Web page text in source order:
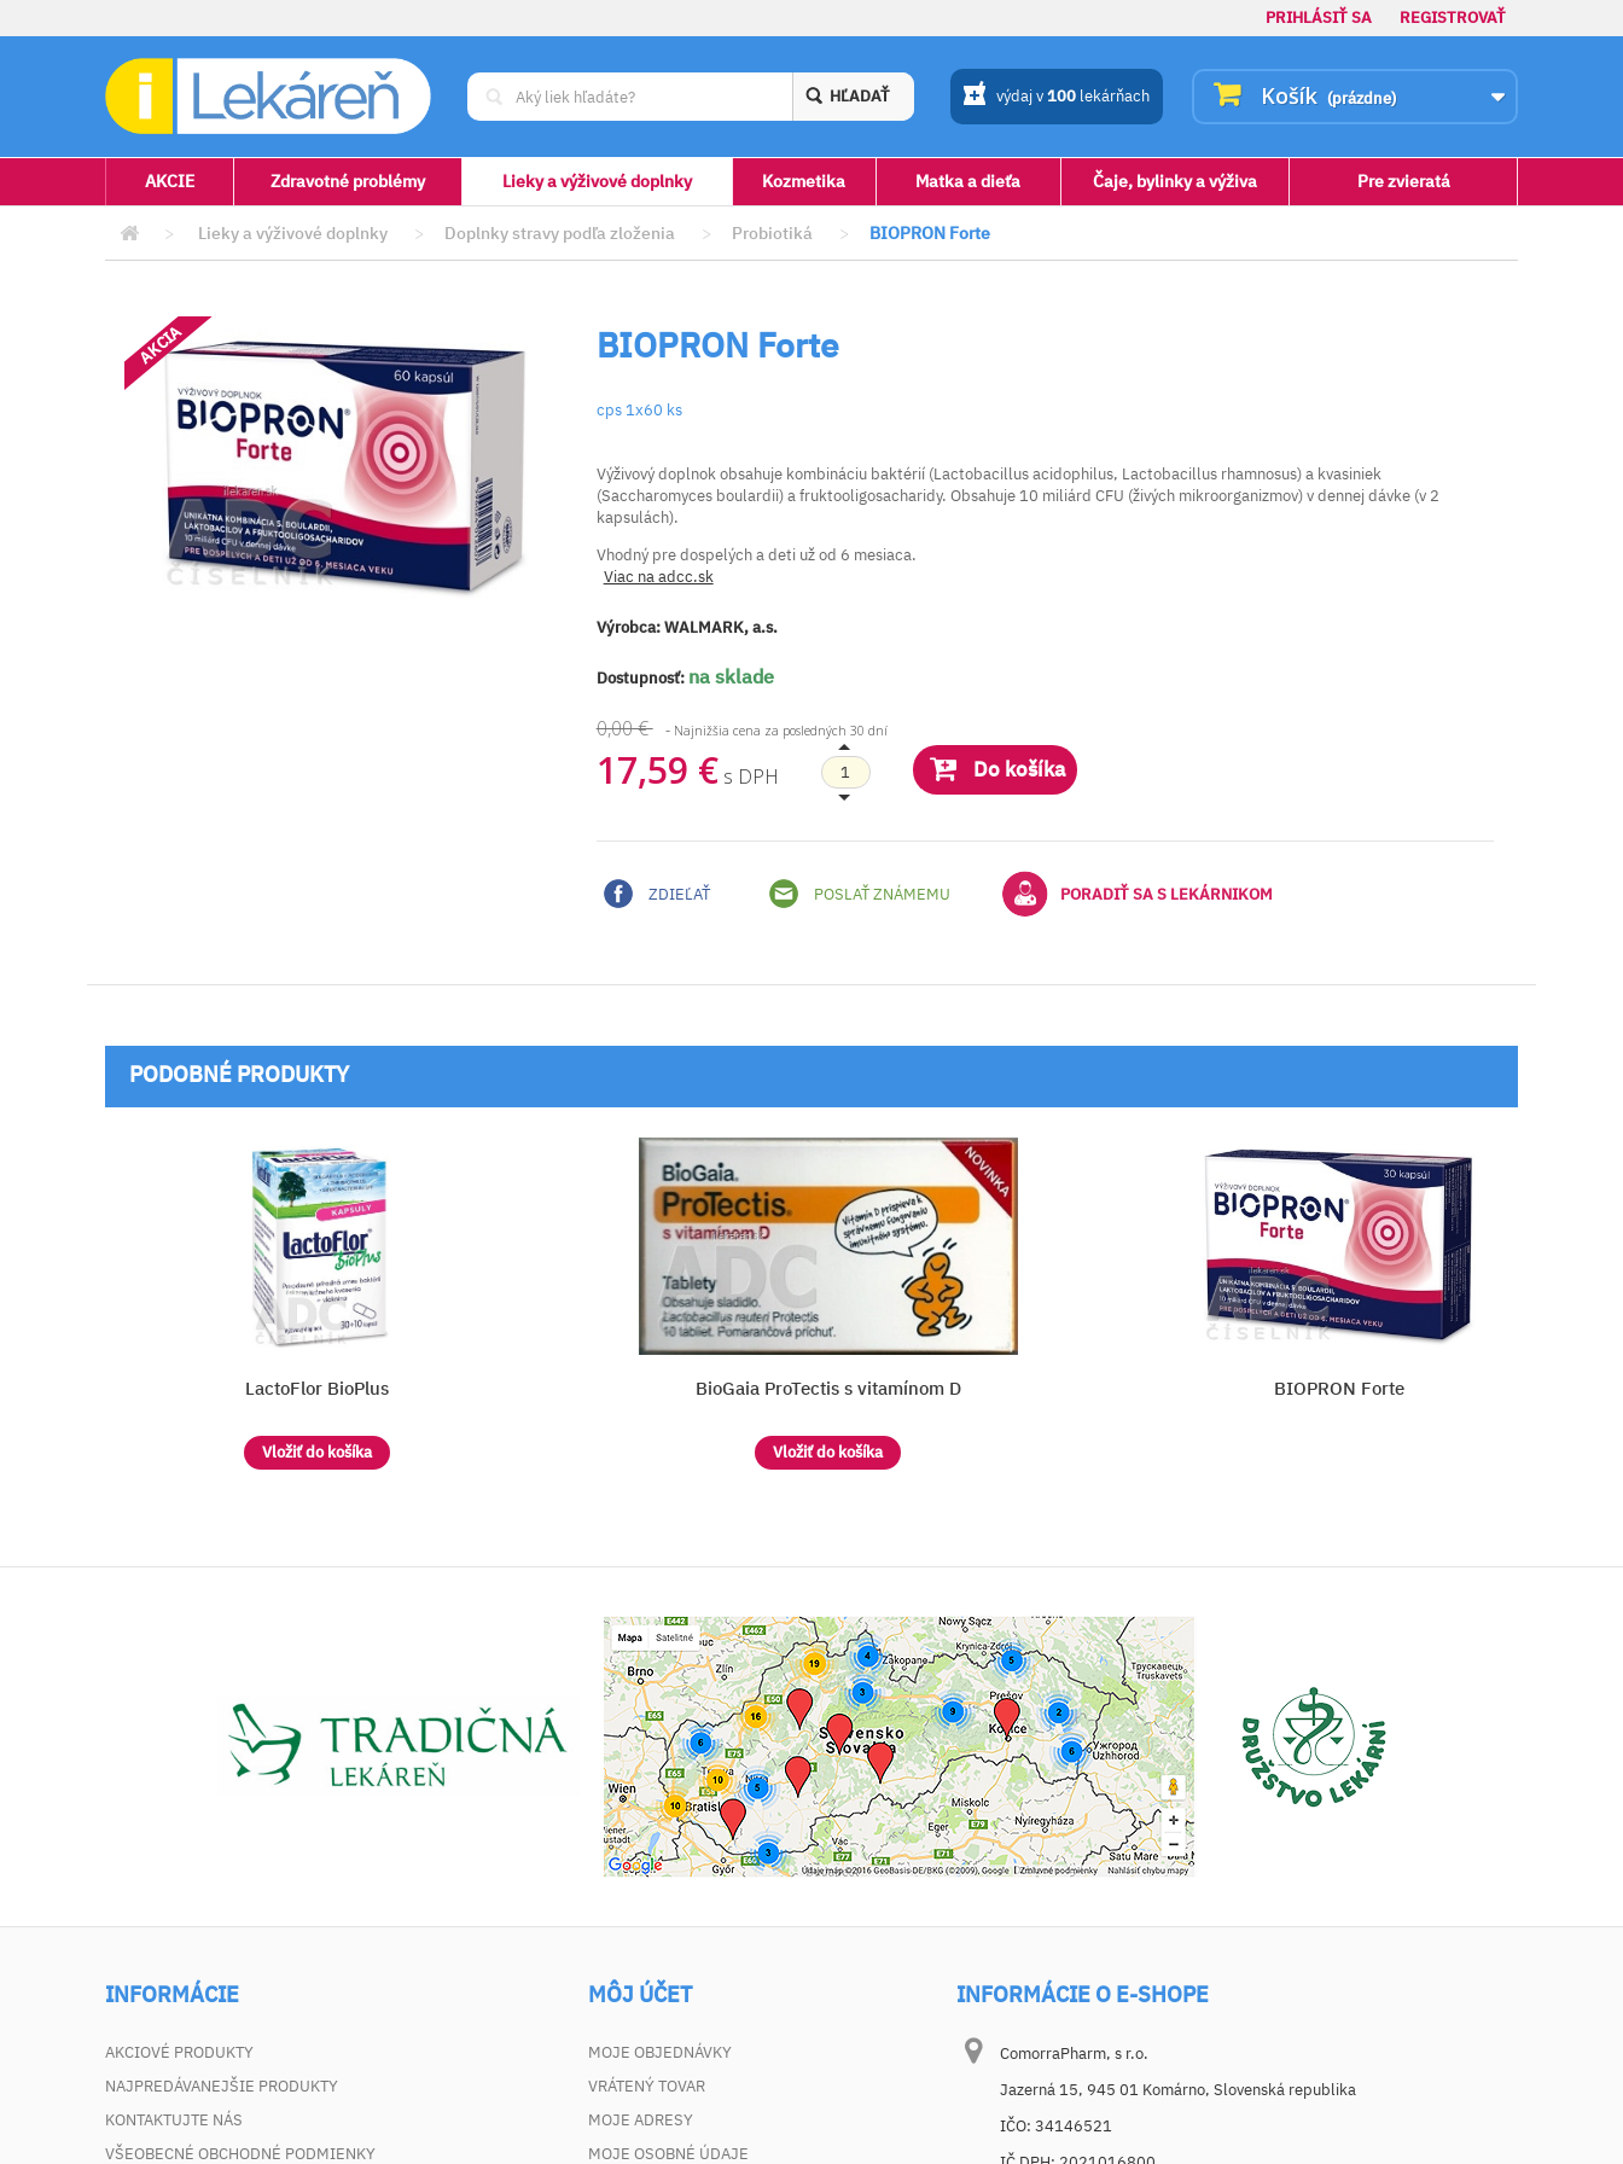
PRIHLÁSIŤ SA REGISTROVAŤ
Košík (prázdne)
HĽADAŤ výdaj v100 lekárňach
AKCIE Zdravotné problémy Lieky a výživové doplnky Kozmetika Matka a dieťa Čaje, bylinky a výživa Pre zvieratá
> Lieky a výživové doplnky > Doplnky stravy podľa zloženia > Probiotiká > BIOPRON Forte
AKCIA BIOPRON Forte
cps 1x60 ks
Výživový doplnok obsahuje kombináciu baktérií (Lactobacillus acidophilus, Lactobacillus rhamnosus) a kvasiniek
(Saccharomyces boulardii) a fruktooligosacharidy. Obsahuje 10 miliárd CFU (živých mikroorganizmov) v dennej dávke (v 2
kapsulách).
Vhodný pre dospelých a deti už od 6 mesiaca.
Viac na adcc.sk
Výrobca:WALMARK, a.s.
Dostupnosť: na sklade
0,00 € - Najnižšia cena za posledných 30 dní
17,59 € s DPH Do košíka
ZDIEĽAŤ POSLAŤ ZNÁMEMU PORADIŤ SA S LEKÁRNIKOM
PODOBNÉ PRODUKTY
BioGaia ProTectis s vitamínom D BIOPRON Forte LactoFlor BioPlus žuvacie tablety
INFORMÁCIE
AKCIOVÉ PRODUKTY
NAJPREDÁVANEJŠIE PRODUKTY
KONTAKTUJTE NÁS
VŠEOBECNÉ OBCHODNÉ PODMIENKY
MÔJ ÚČET
MOJE OBJEDNÁVKY
VRÁTENÝ TOVAR
MOJE ADRESY
MOJE OSOBNÉ ÚDAJE
INFORMÁCIE O E-SHOPE
ComorraPharm, s r.o.
Jazerná 15, 945 01 Komárno, Slovenská republika
IČO: 34146521